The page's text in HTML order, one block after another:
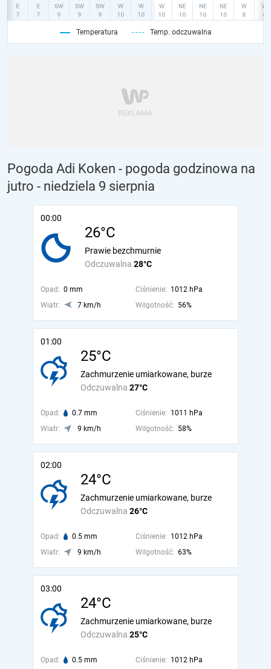
Temperatura Temp. odczuwalna
Pogoda Adi Koken - pogoda godzinowa na
jutro - niedziela 9 sierpnia
00:00
26°C
Odczuwalna 28°C
Prawie bezchmurnie
Opad: 0 mm Ciśnienie: 1012 hPa
Wiatr:
7 km/h Wilgotność: 56%
01:00
25°C
Odczuwalna 27°C
Zachmurzenie umiarkowane, burze
Opad: 0.7 mm Ciśnienie: 1011 hPa
Wiatr:
9 km/h Wilgotność: 58%
02:00
24°C
Odczuwalna 26°C
Zachmurzenie umiarkowane, burze
Opad: 0.5 mm Ciśnienie: 1012 hPa
Wiatr:
9 km/h Wilgotność: 63%
03:00
24°C
Odczuwalna 25°C
Zachmurzenie umiarkowane, burze
Opad: 0.5 mm Ciśnienie: 1012 hPa